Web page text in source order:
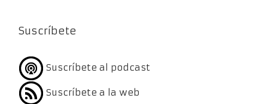
Suscríbete
Suscríbete al podcast
Suscríbete a la web